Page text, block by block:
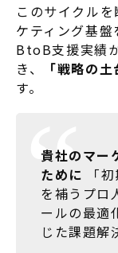
このサイクル
ケティング基
BtoB支援実績
き、
「戦略の
す。
貴社のマー
ために 「
を補うプロ
ールの最適
じた課題解